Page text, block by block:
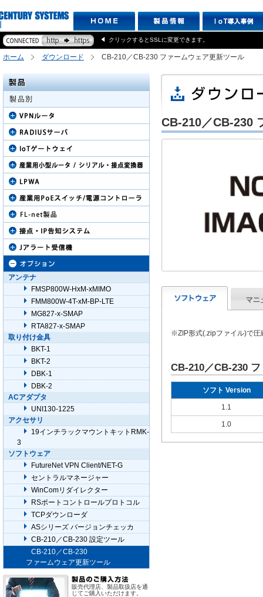
クリックするとSSLに変更できます。
ホーム ダウンロード CB-210／CB-230 ファームウェア更新ツール
CB-210／CB-230
※ZIP形式(.zipファイル)で圧
CB-210／CB-230
ソフト Version
1.1
1.0
アンテナ
FMSP800W-HxM-xMIMO
FMM800W-4T-xM-BP-LTE
MG827-x-SMAP
RTA827-x-SMAP
取り付け金具
BKT-1
BKT-2
DBK-1
DBK-2
ACアダプタ
UNI130-1225
アクセサリ
19インチラックマウントキットRMK-
3
ソフトウェア
FutureNet VPN Client/NET-G
セントラルマネージャー
WinComリダイレクター
RSポートコントロールプロトコル
TCPダウンローダ
ASシリーズ バージョンチェッカ
CB-210／CB-230 設定ツール
CB-210／CB-230
ファームウェア更新ツール
販売代理店、製品取扱店を通
じてご購入いただけます。